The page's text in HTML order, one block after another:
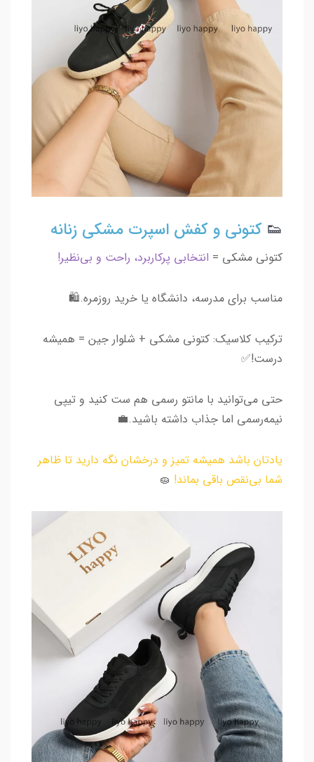
👟 کتونی و کفش اسپرت مشکی زنانه
کتونی مشکی = انتخابی پرکاربرد، راحت و بی‌نظیر!
مناسب برای مدرسه، دانشگاه یا خرید روزمره.🛍️
ترکیب کلاسیک: کتونی مشکی + شلوار جین = همیشه
درست!✅
حتی می‌توانید با مانتو رسمی هم ست کنید و تیپی
نیمه‌رسمی اما جذاب داشته باشید.💼
یادتان باشد همیشه تمیز و درخشان نگه دارید تا ظاهر
شما بی‌نقص باقی بماند! 🧽